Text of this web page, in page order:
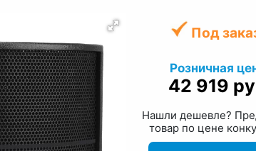
Под
Розничная
42 919
Нашли дешевле?
товар по цене